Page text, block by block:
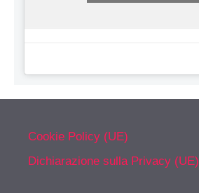
Cookie Policy (UE)
Dichiarazione sulla Privacy (UE)